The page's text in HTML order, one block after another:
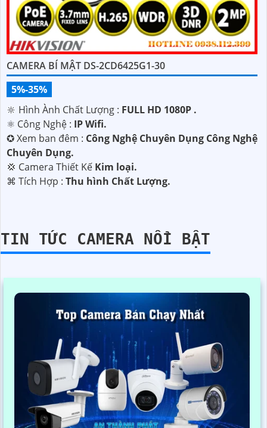
CAMERA BÍ MẬT DS-2CD6425G1-30
5%-35%
🔆 Hình Ành Chất Lượng : FULL HD 1080P .
⚛️ Công Nghệ : IP Wifi.
✪ Xem ban đêm : Công Nghệ Chuyên Dụng Công Nghệ
Chuyên Dụng.
💢 Camera Thiết Kế Kim loại.
️⌘ Tích Hợp : Thu hình Chất Lượng.
TIN TỨC CAMERA NỔI BẬT